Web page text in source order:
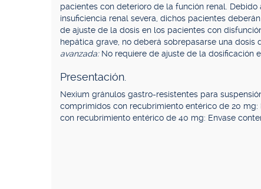
pacientes con deterioro de la función renal.
insuficiencia renal severa, dichos pacientes
de ajuste de la dosis en los pacientes con
hepática grave, no deberá sobrepasarse una dosis
avanzada: No requiere de ajuste de la dosificación
Presentación.
Nexium gránulos gastro-resistentes para
comprimidos con recubrimiento entérico de 20
con recubrimiento entérico de 40 mg: Envase